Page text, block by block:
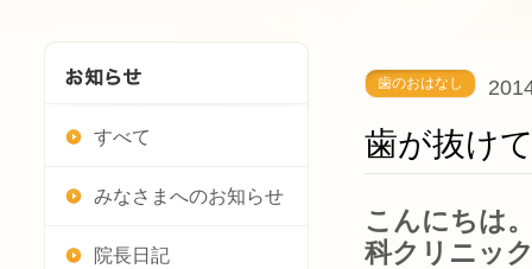
すべて
みなさまへのお知らせ
院長日記
歯のおはなし
歯が抜け
こんにちは
科クリニッ